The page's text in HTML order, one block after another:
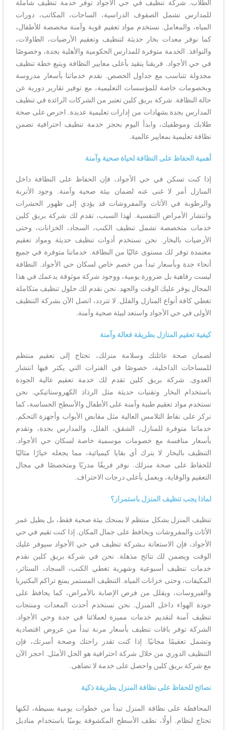
الطلاب. شركة تنظيف في حي الأجواد توفر خدمة تنظيف شاملة
للمدارس تشمل الصفوف الدراسية، الساحات، المكاتب، دورات
المياه، والمعامل. نستخدم مواد تعقيم قوية وآمنة مخصصة للأطفال،
كما نوفر معدات بخار حديثة لتنظيف وتعقيم الأرضيات، الطاولات،
والنوافذ. الخدمة متوفرة للمدارس الحكومية والأهلية بجدة، وخصوصًا
في حي الأجواد. فريقنا يتقيد بأعلى معايير النظافة ويتبع خطة تنظيف
مجدولة تتناسب مع جداول الحصص. نقدم خدماتنا بأسعار مدروسة
وبخصومات خاصة للمؤسسات التعليمية، مع توفير تقارير دورية عن
حالة النظافة. شركة بريق كلين تعتبر من الشركات الرائدة في تنظيف
المدارس بجدة بشهادات من إدارات تعليمية عديدة. احرص على صحة
طلابك وموظفيك، وابدأ اليوم بحجز خدمة تنظيف احترافية تضمن
نظافة تعليمية بمعايير عالمية.
أهمية الحفاظ على النظافة لحياة صحية وآمنة
إذا كنت تسكن في حي الأجواد، فإن الحفاظ على النظافة داخل
المنازل أمر لا غنى عنه لضمان بيئة صحية وآمنة. وجود الأتربة
والرطوبة في الأثاث والمفروشات قد يؤدي إلى ظهور الحشرات
وانتشار الأمراض التنفسية. لهذا السبب، تقدم لك شركة بريق كلين
خدمات متخصصة تشمل تنظيف الكنب، السجاد، الخزانات، وحتى
الأرضيات بالبخار. نحن نستخدم أدوات تنظيف حديثة ومواد تعقيم
معتمدة توفر لك مستوى عاليًا من النظافة. خدماتنا متوفرة في جميع
أنحاء جدة وبأسعار تبدأ من خصم خاص لسكان حي الأجواد. النظافة
ليست رفاهية بل ضرورة يومية، ووجود شركة موثوقة يدعمك في هذا
المجال يوفر عليك الوقت والجهد. نحن نقدم لك حلول تنظيف متكاملة
تغطي كافة أنواع المنازل والفلل. لا تتردد، اتصل الآن بشركة التنظيف
الأولى في حي الأجواد واستعد لبيئة صحية وآمنة.
كيفية تعقيم المنازل بطريقة فعالة وآمنة
لضمان صحة عائلتك وسلامة منزلك، تحتاج إلى تعقيم منتظم
للمساحات الداخلية، خصوصًا في الفترات التي يكثر فيها انتشار
العدوى. شركة بريق كلين تقدم لك خدمة تعقيم عالية الجودة
باستخدام البخار وتقنيات حديثة مثل الرذاذ الكهروستاتيكي. نحن
نستخدم مواد تعقيم طبية وآمنة على الأطفال والأسطح الحساسة، كما
نركز على نقاط التلامس العالية مثل مقابض الأبواب وأجهزة التحكم.
خدماتنا متوفرة للمنازل، الشقق، الفلل، والمدارس بجدة، وتقدم
بأسعار منافسة مع خصومات موسمية خاصة لسكان حي الأجواد.
التنظيف بالبخار لا يترك أي بقايا كيميائية، مما يجعله خيارًا مثاليًا
للحفاظ على صحة منزلك. نوفر فريقًا مدربًا ومتخصصًا في مجال
التعقيم والوقاية، ويعمل بأعلى درجات الاحتراف.
لماذا يجب تنظيف المنزل باستمرار؟
تنظيف المنزل بشكل منتظم لا يمنحك بيئة صحية فقط، بل يطيل عمر
الأثاث والمفروشات ويحافظ على جمال المكان. إذا كنت تقيم في حي
الأجواد، فإن الاستعانة بـشركة تنظيف في حي الأجواد سيوفر عليك
الوقت ويضمن لك نتائج مذهلة. نحن في شركة بريق كلين نقدم
خدمات تنظيف أسبوعية وشهرية تغطي الكنب، السجاد، الستائر،
المكيفات، وحتى خزانات المياه. التنظيف المستمر يمنع تراكم البكتيريا
والفيروسات، ويقلل من فرص الإصابة بالأمراض، كما يحافظ على
جودة الهواء داخل المنزل. نحن نستخدم أحدث المعدات ومنتجات
تنظيف آمنة لتقديم خدمات مميزة لعملائنا في جدة وحي الأجواد.
الشركة توفر باقات تنظيف بأسعار مرنة تبدأ من عروض اقتصادية
وتشمل تعقيمًا مجانيًا. إذا كنت تقدر راحتك وصحة أسرتك، فإن
التنظيف الدوري من خلال شركة احترافية هو الحل الأمثل. احجز الآن
مع شركة بريق كلين واحصل على خدمة لا تضاهى.
نصائح للحفاظ على نظافة المنزل بطريقة ذكية
المحافظة على نظافة المنزل تبدأ من خطوات يومية بسيطة، لكنها
تحتاج لنظام. أولًا، نظف الأسطح المكشوفة يوميًا باستخدام مناديل